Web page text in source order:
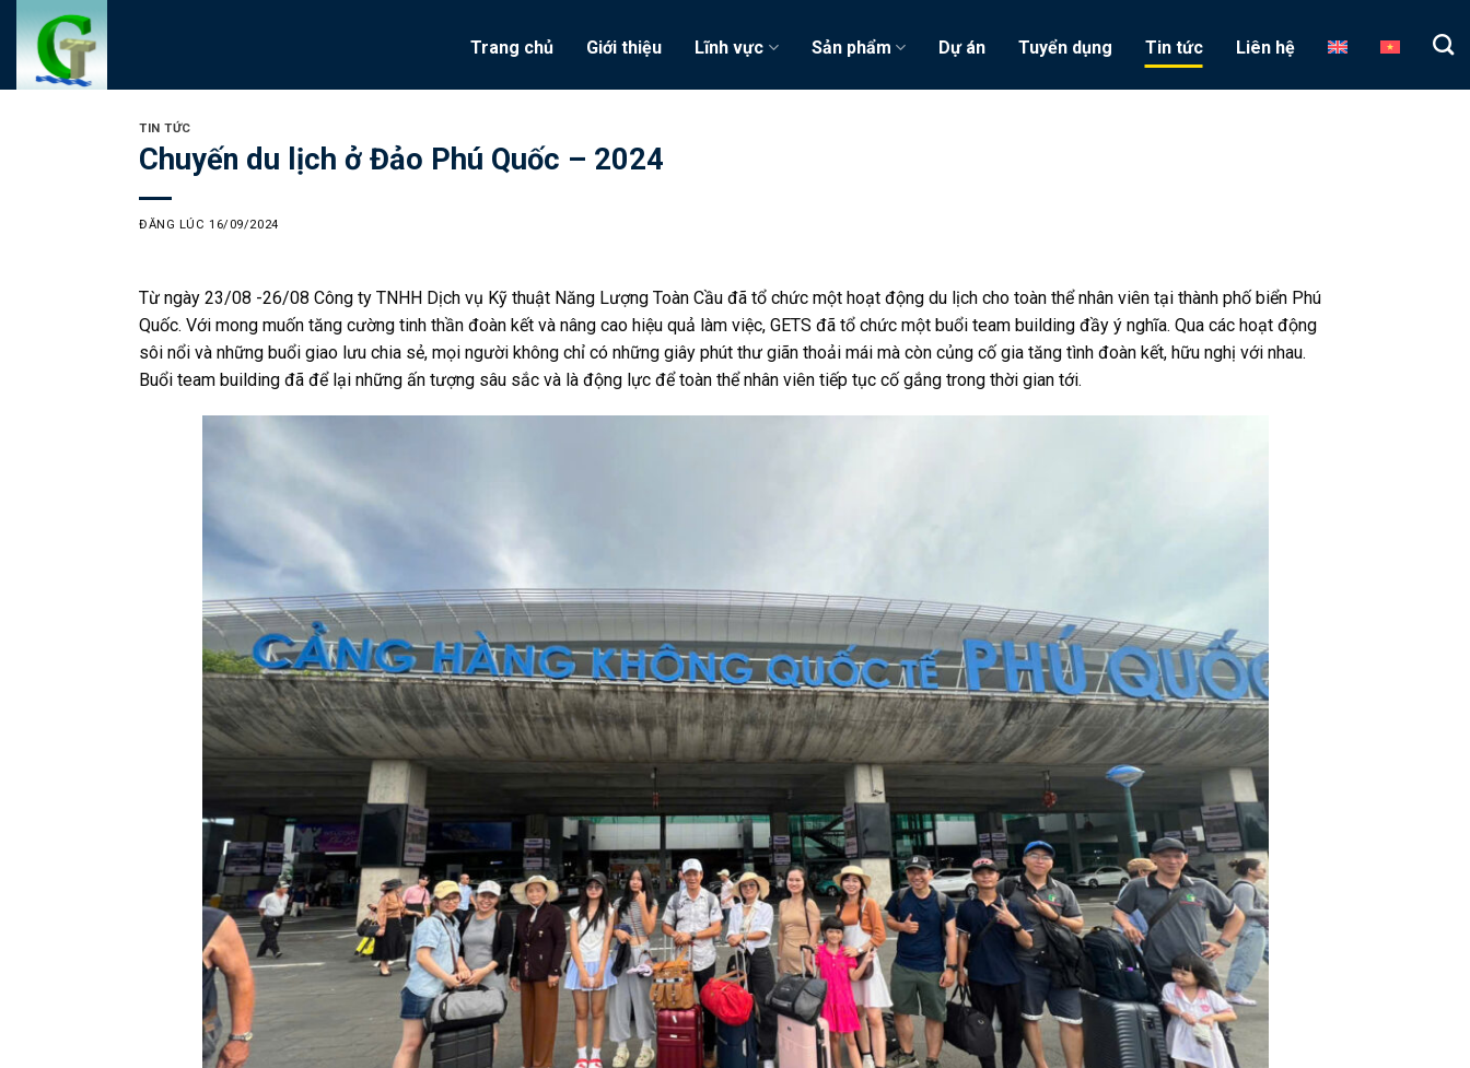
content
Trang chủ Giới thiệu Lĩnh vực Sản phẩm Dự án Tuyển dụng Tin tức Liên hệ
TIN TỨC
Chuyến du lịch ở Đảo Phú Quốc – 2024
ĐĂNG LÚC16/09/2024
Từ ngày 23/08 -26/08 Công ty TNHH Dịch vụ Kỹ thuật Năng Lượng Toàn Cầu đã tổ chức một hoạt động du lịch cho toàn thể nhân viên tại thành phố biển Phú
Quốc. Với mong muốn tăng cường tinh thần đoàn kết và nâng cao hiệu quả làm việc, GETS đã tổ chức một buổi team building đầy ý nghĩa. Qua các hoạt động
sôi nổi và những buổi giao lưu chia sẻ, mọi người không chỉ có những giây phút thư giãn thoải mái mà còn củng cố gia tăng tình đoàn kết, hữu nghị với nhau.
Buổi team building đã để lại những ấn tượng sâu sắc và là động lực để toàn thể nhân viên tiếp tục cố gắng trong thời gian tới.